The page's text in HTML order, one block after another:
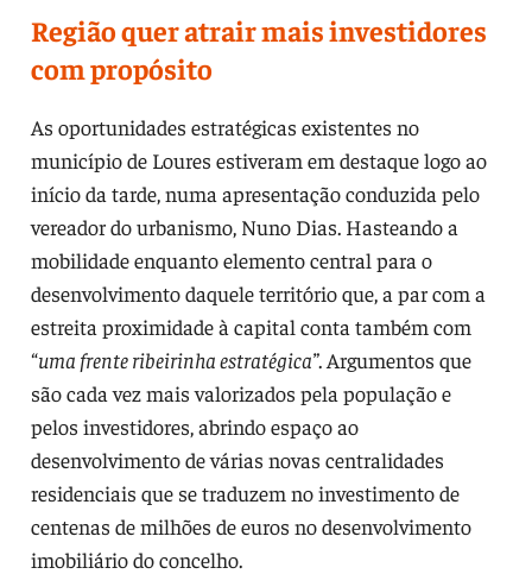
Região quer atrair mais investidores
com propósito
As oportunidades estratégicas existentes no
município de Loures estiveram em destaque logo ao
início da tarde, numa apresentação conduzida pelo
vereador do urbanismo, Nuno Dias. Hasteando a
mobilidade enquanto elemento central para o
desenvolvimento daquele território que, a par com a
estreita proximidade à capital conta também com
“uma frente ribeirinha estratégica”. Argumentos que
são cada vez mais valorizados pela população e
pelos investidores, abrindo espaço ao
desenvolvimento de várias novas centralidades
residenciais que se traduzem no investimento de
centenas de milhões de euros no desenvolvimento
imobiliário do concelho.